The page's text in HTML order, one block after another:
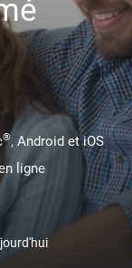
®, Android et iOS
ligne